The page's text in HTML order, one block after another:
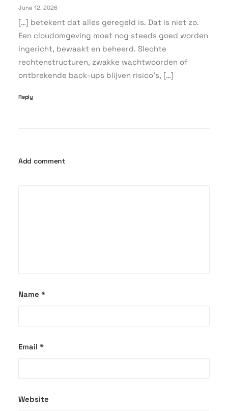
June 12, 2026
[…] betekent dat alles geregeld is. Dat is niet zo.
Een cloudomgeving moet nog steeds goed worden
ingericht, bewaakt en beheerd. Slechte
rechtenstructuren, zwakke wachtwoorden of
ontbrekende back-ups blijven risico’s, […]
Reply
Add comment
Name *
Email *
Website